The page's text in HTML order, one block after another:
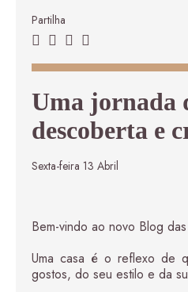
Brisa Verde
Partilha
Uma jornada
descoberta e
Sexta-feira 13 Abril
Bem-vindo ao novo Blog
Uma casa é o reflexo de
gostos, do seu estilo e da